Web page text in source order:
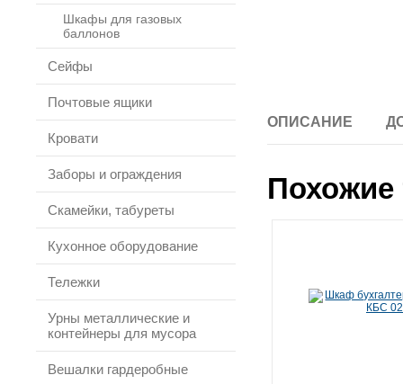
Шкафы для газовых
баллонов
Сейфы
Почтовые ящики
Кровати
Заборы и ограждения
Скамейки, табуреты
Кухонное оборудование
Тележки
Урны металлические и
контейнеры для мусора
Вешалки гардеробные
ОПИСАНИЕ